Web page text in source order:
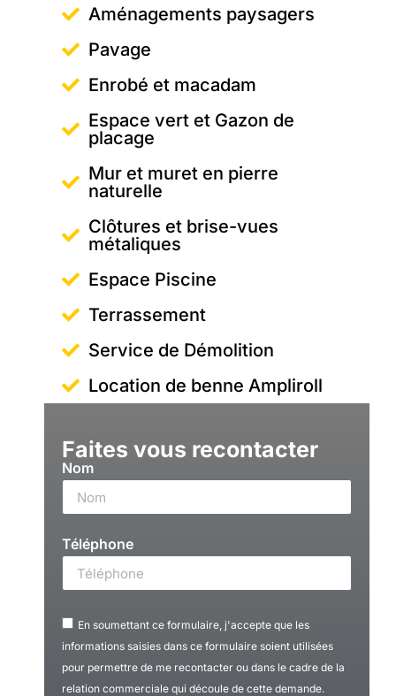
Aménagements paysagers
Pavage
Enrobé et macadam
Espace vert et Gazon de
placage
Mur et muret en pierre
naturelle
Clôtures et brise-vues
métaliques
Espace Piscine
Terrassement
Service de Démolition
Location de benne Ampliroll
Faites vous recontacter
Nom
Téléphone
En soumettant ce formulaire, j'accepte que les
informations saisies dans ce formulaire soient utilisées
pour permettre de me recontacter ou dans le cadre de la
relation commerciale qui découle de cette demande.